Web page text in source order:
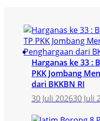
Harganas ke 33 :
PKK Jombang
dari BKKBN RI
30 Juli 202630 Juli